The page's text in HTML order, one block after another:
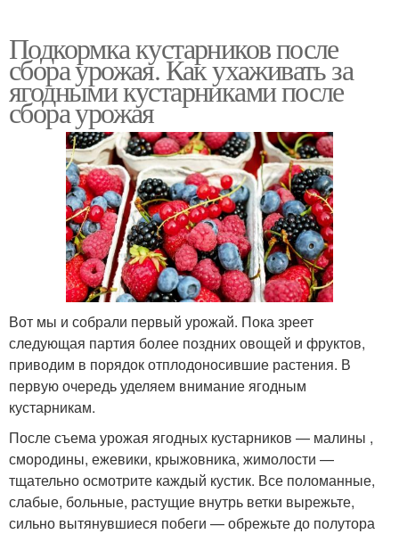
Подкормка кустарников после
сбора урожая. Как ухаживать за
ягодными кустарниками после
сбора урожая
Вот мы и собрали первый урожай. Пока зреет
следующая партия более поздних овощей и фруктов,
приводим в порядок отплодоносившие растения. В
первую очередь уделяем внимание ягодным
кустарникам.
После съема урожая ягодных кустарников — малины ,
смородины, ежевики, крыжовника, жимолости —
тщательно осмотрите каждый кустик. Все поломанные,
слабые, больные, растущие внутрь ветки вырежьте,
сильно вытянувшиеся побеги — обрежьте до полутора